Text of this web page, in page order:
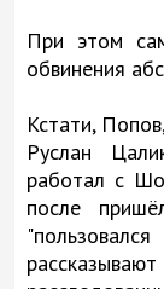
При этом
обвинения
Кстати,
Руслан
работал с
после